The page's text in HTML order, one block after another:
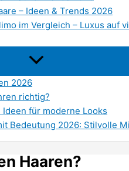
– Ideen & Trends 2026
im Vergleich – Luxus auf
2026
richtig?
für moderne Looks
Bedeutung 2026: Stilvolle
Haaren?